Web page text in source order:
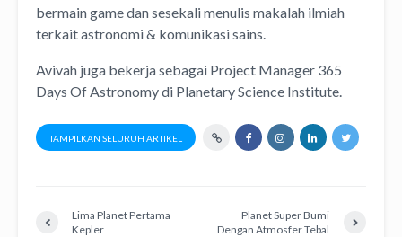
bermain game dan sesekali menulis makalah ilmiah
terkait astronomi & komunikasi sains.
Avivah juga bekerja sebagai Project Manager 365
Days Of Astronomydi Planetary Science Institute
TAMPILKAN SELURUH ARTIKEL
Lima Planet Pertama
Kepler
Planet Super Bumi
Dengan Atmosfer Tebal